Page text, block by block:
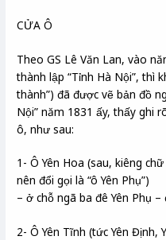
CỬA Ô
Theo GS Lê Văn Lan, vào
thành lập “Tỉnh Hà Nội”, thì
thành”) đã được vẽ bản đồ
Nội” năm 1831 ấy, thấy ghi
ô, như sau:
1- Ô Yên Hoa (sau, kiêng
nên đổi gọi là “ô Yên Phụ”)
– ở chỗ ngã ba đê Yên Phụ
2- Ô Yên Tĩnh (tức Yên Định,